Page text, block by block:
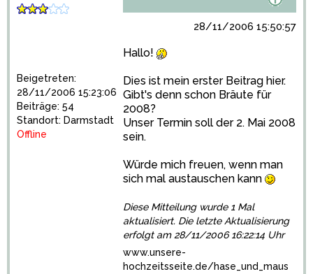
Beigetreten:
28/11/2006 15:23:06
Beiträge: 54
Standort: Darmstadt
Offline
28/11/2006 15:50:57
Hallo!
Dies ist mein erster Beitrag hier.
Gibt's denn schon Bräute für
2008?
Unser Termin soll der 2. Mai 2008
sein.
Würde mich freuen, wenn man
sich mal austauschen kann
Diese Mitteilung wurde 1 Mal
aktualisiert. Die letzte Aktualisierung
erfolgt am 28/11/2006 16:22:14 Uhr
www.unsere-
hochzeitsseite.de/hase_und_maus